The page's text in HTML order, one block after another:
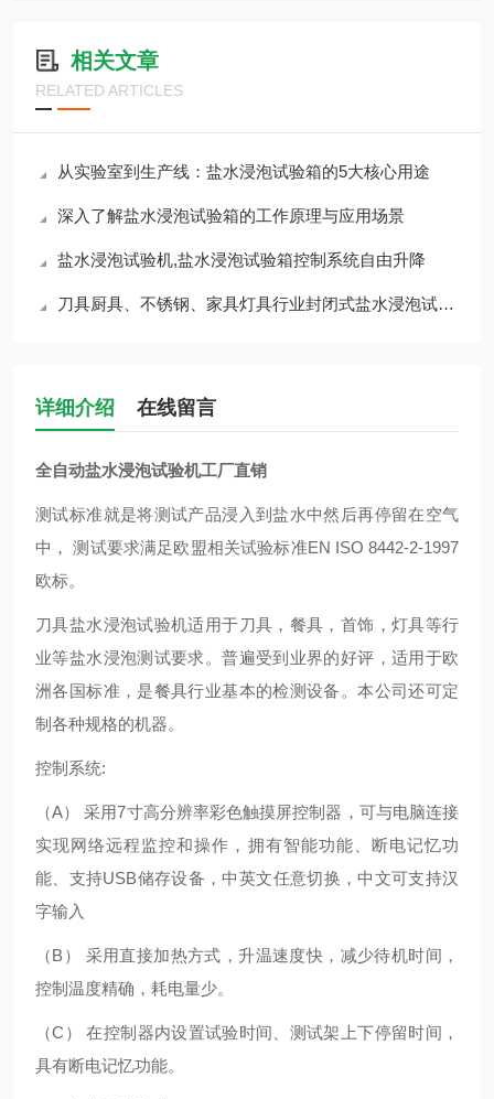
相关文章
RELATED ARTICLES
从实验室到生产线：盐水浸泡试验箱的5大核心用途
深入了解盐水浸泡试验箱的工作原理与应用场景
盐水浸泡试验机,盐水浸泡试验箱控制系统自由升降
刀具厨具、不锈钢、家具灯具行业封闭式盐水浸泡试验机-科迪仪器专业制作！
详细介绍 在线留言
全自动盐水浸泡试验机工厂直销
测试标准就是将测试产品浸入到盐水中然后再停留在空气
中， 测试要求满足欧盟相关试验标准EN ISO 8442-2-1997
欧标。
刀具盐水浸泡试验机适用于刀具，餐具，首饰，灯具等行
业等盐水浸泡测试要求。普遍受到业界的好评，适用于欧
洲各国标准，是餐具行业基本的检测设备。本公司还可定
制各种规格的机器。
控制系统:
（A） 采用7寸高分辨率彩色触摸屏控制器，可与电脑连接
实现网络远程监控和操作，拥有智能功能、断电记忆功
能、支持USB储存设备，中英文任意切换，中文可支持汉
字输入
（B） 采用直接加热方式，升温速度快，减少待机时间，
控制温度精确，耗电量少。
（C） 在控制器内设置试验时间、测试架上下停留时间，
具有断电记忆功能。